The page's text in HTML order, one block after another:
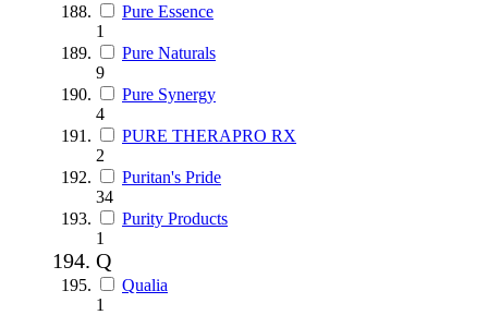
Pure Essence
1
Pure Naturals
9
Pure Synergy
4
PURE THERAPRO RX
2
Puritan's Pride
34
Purity Products
1
Q
Qualia
1